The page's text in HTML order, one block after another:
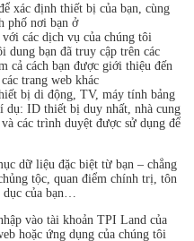
xác định thiết bị của bạn, cùng
phố nơi bạn ở
các dịch vụ của chúng tôi
dung bạn đã truy cập trên các
cả cách bạn được giới thiệu đến
trang web khác
bị di động, TV, máy tính bảng
dụ: ID thiết bị duy nhất, nhà cung
các trình duyệt được sử dụng để
dữ liệu đặc biệt từ bạn – chẳng
tộc, quan điểm chính trị, tôn
của bạn…
vào tài khoản TPI Land của
hoặc ứng dụng của chúng tôi